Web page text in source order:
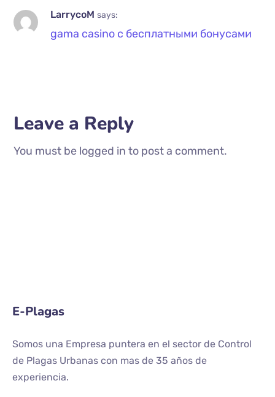
LarrycoMsays:
gama casino с бесплатными бонусами
Leave a Reply
You must be logged in to post a comment.
E-Plagas
Somos una Empresa puntera en el sector de Control
de Plagas Urbanas con mas de 35 años de
experiencia.